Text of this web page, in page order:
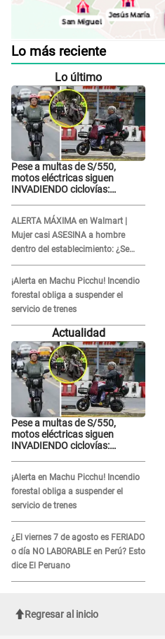
Lo más reciente
Lo último
Pese a multas de S/550,
motos eléctricas siguen
INVADIENDO ciclovías:
nuevas reglas
ALERTA MÁXIMA en Walmart |
Mujer casi ASESINA a hombre
dentro del establecimiento: ¿Se
logró atrapar al sospechoso?
¡Alerta en Machu Picchu! Incendio
forestal obliga a suspender el
servicio de trenes
Actualidad
Pese a multas de S/550,
motos eléctricas siguen
INVADIENDO ciclovías:
¡Alerta en Machu Picchu! Incendio
forestal obliga a suspender el
servicio de trenes
¿El viernes 7 de agosto es FERIADO
o día NO LABORABLE en Perú? Esto
dice El Peruano
Regresar al inicio